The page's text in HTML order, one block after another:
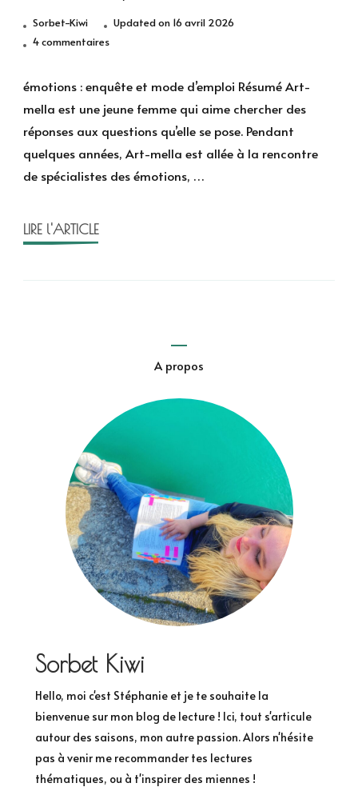
Sorbet-Kiwi Updated on 16 avril 2026
4 commentairessur
et
mode
d’emploi
de
émotions : enquête et mode d’emploi Résumé Art-
mella est une jeune femme qui aime chercher des
réponses aux questions qu’elle se pose. Pendant
quelques années, Art-mella est allée à la rencontre
de spécialistes des émotions, …
LIRE l'ARTICLE
A propos
Sorbet Kiwi
Hello, moi c'est Stéphanie et je te souhaite la
bienvenue sur mon blog de lecture ! Ici, tout s'articule
autour des saisons, mon autre passion. Alors n'hésite
pas à venir me recommander tes lectures
thématiques, ou à t'inspirer des miennes !